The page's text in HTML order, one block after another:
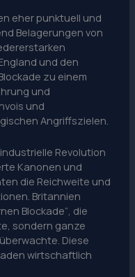
eher punktuell und
Belagerungen von
und den
zu einem
und
und
Angriffszielen.
Revolution
Kanonen und
die Reichweite und
Britannien
Blockade“, die
sondern ganze
Diese
wirtschaftlich